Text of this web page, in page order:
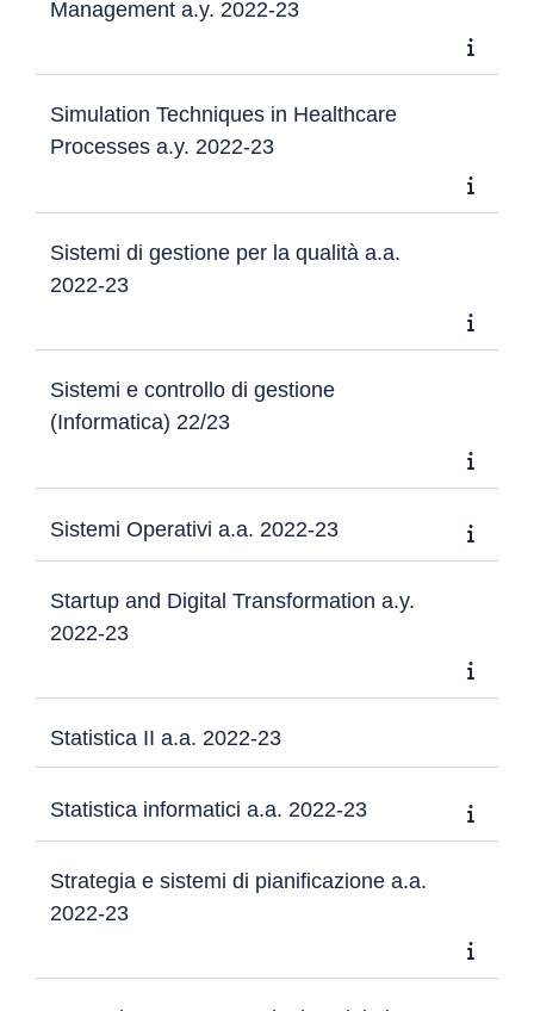
Management a.y. 2022-23
Simulation Techniques in Healthcare
Processes a.y. 2022-23
Sistemi di gestione per la qualità a.a.
2022-23
Sistemi e controllo di gestione
(Informatica) 22/23
Sistemi Operativi a.a. 2022-23
Startup and Digital Transformation a.y.
2022-23
Statistica II a.a. 2022-23
Statistica informatici a.a. 2022-23
Strategia e sistemi di pianificazione a.a.
2022-23